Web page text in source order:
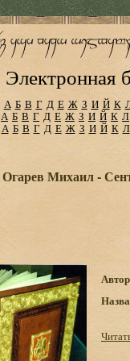
Электронная
А Б В Г Д Е Ж З И Й К
А Б В Г Д Е Ж З И Й К Л
А Б В Г Д Е Ж З И Й К Л
Огарев Михаил -